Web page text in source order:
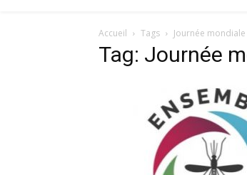
Accueil Tags Journée
Tag: Journée